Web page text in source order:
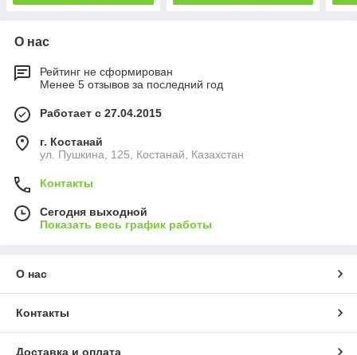
О нас
Рейтинг не сформирован
Менее 5 отзывов за последний год
Работает с 27.04.2015
г. Костанай
ул. Пушкина, 125, Костанай, Казахстан
Контакты
Сегодня выходной
Показать весь график работы
О нас
Контакты
Доставка и оплата